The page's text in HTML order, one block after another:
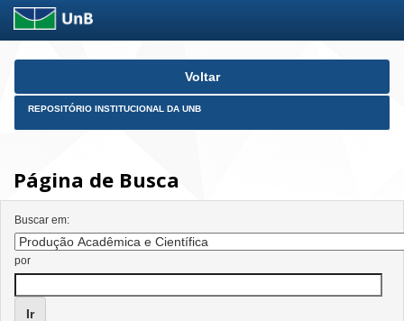
Skip
Voltar
REPOSITÓRIO INSTITUCIONAL DA UNB
Página de Busca
Buscar em:
por